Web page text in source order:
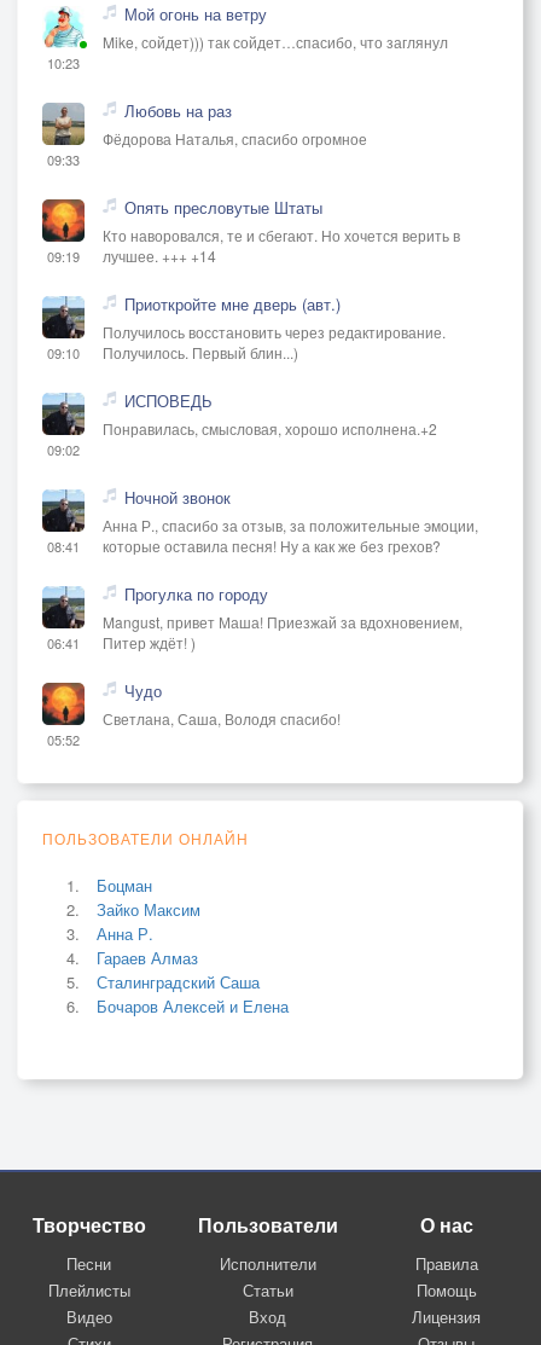
10:23
Мой огонь на ветру
Mike, сойдет))) так сойдет…спасибо, что заглянул
09:33
Любовь на раз
Фёдорова Наталья, спасибо огромное
09:19
Опять пресловутые Штаты
Кто наворовался, те и сбегают. Но хочется верить в
лучшее. +++ +14
09:10
Приоткройте мне дверь (авт.)
Получилось восстановить через редактирование.
Получилось. Первый блин...)
09:02
ИСПОВЕДЬ
Понравилась, смысловая, хорошо исполнена.+2
08:41
Ночной звонок
Анна Р., спасибо за отзыв, за положительные эмоции,
которые оставила песня! Ну а как же без грехов?
06:41
Прогулка по городу
Mangust, привет Маша! Приезжай за вдохновением,
Питер ждёт! )
05:52
Чудо
Светлана, Саша, Володя спасибо!
ПОЛЬЗОВАТЕЛИ ОНЛАЙН
Боцман
Зайко Максим
Анна Р.
Гараев Алмаз
Сталинградский Саша
Бочаров Алексей и Елена
Творчество
Песни
Плейлисты
Видео
Пользователи
Исполнители
Статьи
Вход
О нас
Правила
Помощь
Лицензия